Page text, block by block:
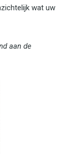
wat uw
aan de